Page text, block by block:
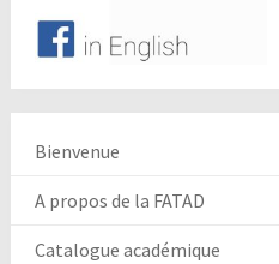
Bienvenue
A propos de la FATAD
Catalogue académique